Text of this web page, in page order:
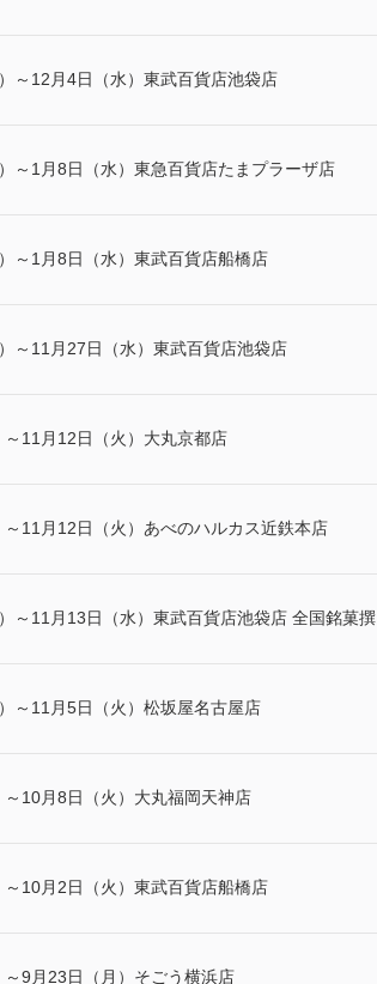
～12月4日（水）東武百貨店池袋店
～1月8日（水）東急百貨店たまプラーザ店
～1月8日（水）東武百貨店船橋店
～11月27日（水）東武百貨店池袋店
～11月12日（火）大丸京都店
～11月12日（火）あべのハルカス近鉄本店
～11月13日（水）東武百貨店池袋店 全国銘菓撰
～11月5日（火）松坂屋名古屋店
～10月8日（火）大丸福岡天神店
～10月2日（火）東武百貨店船橋店
～9月23日（月）そごう横浜店